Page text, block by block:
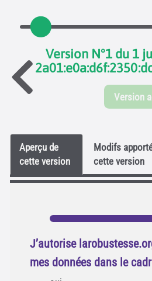
Version N°1 du 1
Version
Aperçu de
cette version
Modifs
cette version
J’autorise
mes données dans le